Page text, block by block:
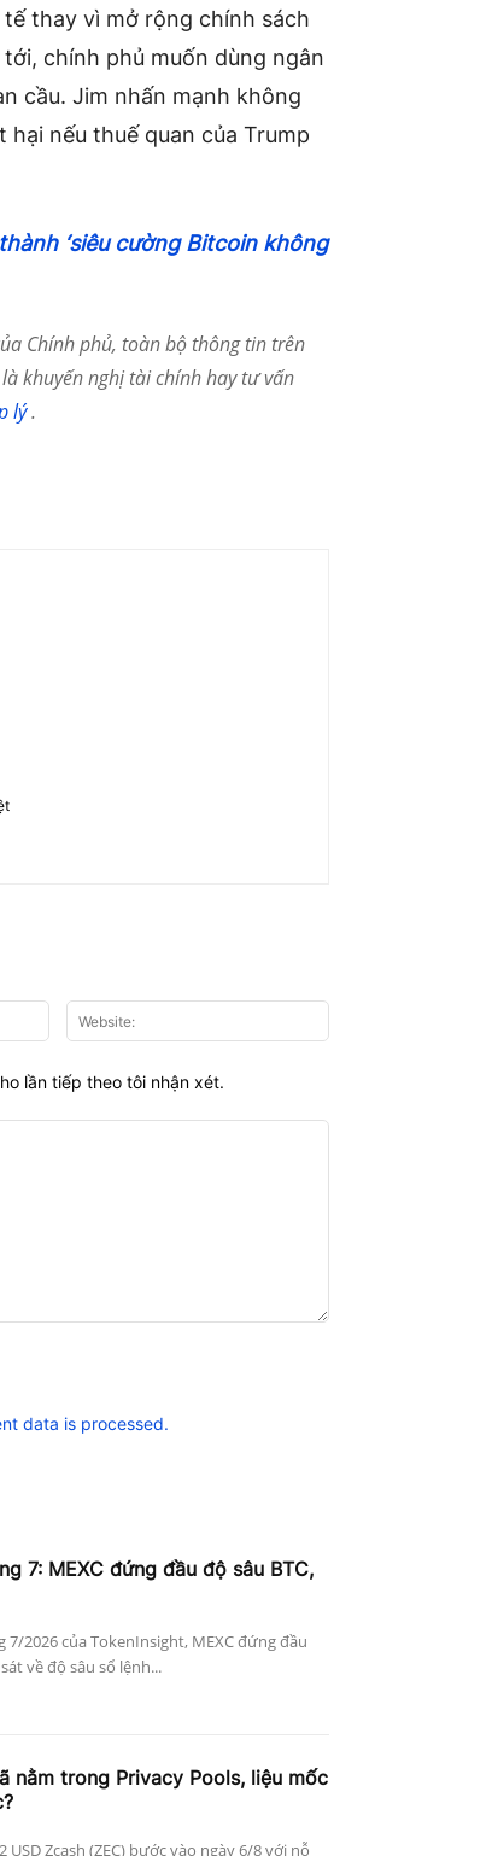
thay vì mở rộng chính sách
tới, chính phủ muốn dùng ngân
cầu. Jim nhấn mạnh không
nếu thuế quan của Trump
‘siêu cường Bitcoin không
Chính phủ, toàn bộ thông tin trên
khuyến nghị tài chính hay tư vấn
lý.
Email:*
lần tiếp theo tôi nhận xét.
data is processed.
7: MEXC đứng đầu độ sâu BTC,
2026 của TokenInsight, MEXC đứng đầu
về độ sâu sổ lệnh...
nằm trong Privacy Pools, liệu mốc
Zcash (ZEC) bước vào ngày 6/8 với nỗ